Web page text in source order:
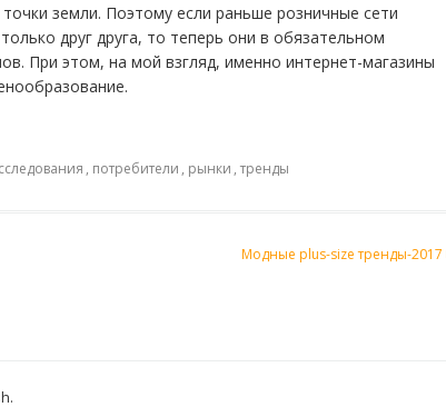
земли. Поэтому если раньше розничные сети
друг друга, то теперь они в обязательном
При этом, на мой взгляд, именно интернет-магазины
, потребители , рынки , тренды
Модные plus-size тренды-2017
.